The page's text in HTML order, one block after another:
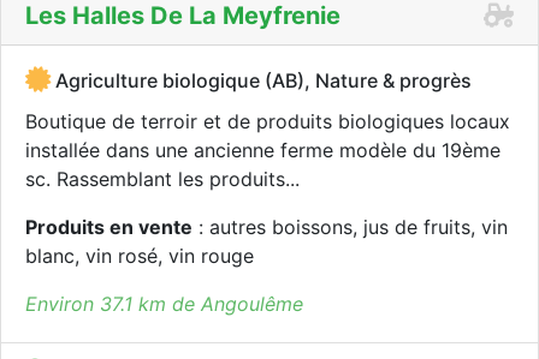
Les Halles De La Meyfrenie
Agriculture biologique (AB), Nature & progrès
Boutique de terroir et de produits biologiques locaux
installée dans une ancienne ferme modèle du 19ème
sc. Rassemblant les produits...
Produits en vente : autres boissons, jus de fruits, vin
blanc, vin rosé, vin rouge
Environ 37.1 km de Angoulême